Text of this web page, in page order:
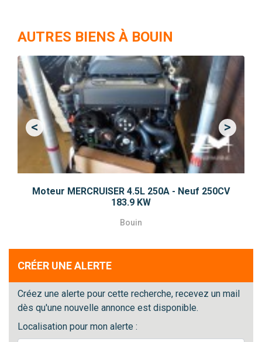
AUTRES BIENS À BOUIN
Moteur MERCRUISER 4.5L 250A - Neuf 250CV
183.9 KW
Bouin
<Previous >Next
CRÉER UNE ALERTE
Créez une alerte pour cette recherche, recevez un mail
dès qu'une nouvelle annonce est disponible.
Localisation pour mon alerte :